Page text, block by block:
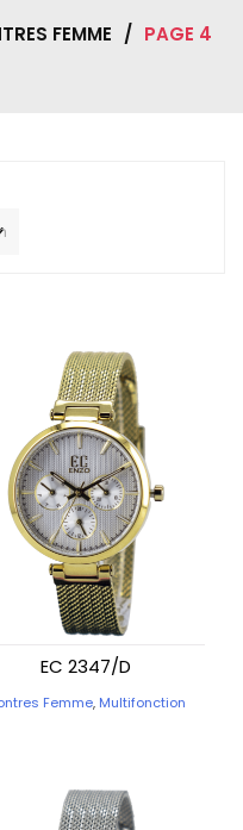
FEMME / PAGE 4
EC 2347/D
Femme, Multifonction